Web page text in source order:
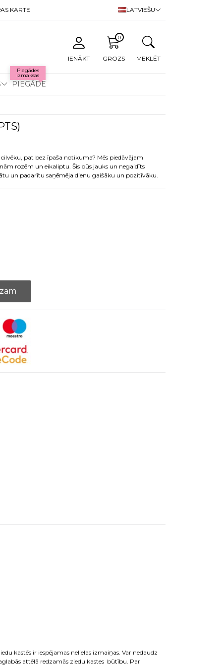
KARTE LATVIEŠU
IENĀKT GROZS
0
MEKLĒT
Piegādes
izmaksas
PIEGĀDE
pat bez īpaša notikuma? Mēs piedāvājam
rozēm un eikaliptu. Šis būs jauks un negaidīts
un padarītu saņēmēja dienu gaišāku un pozitīvāku.
kastēs ir iespējamas nelielas izmaiņas. Var nedaudz
attēlā redzamās ziedu kastes būtību. Par